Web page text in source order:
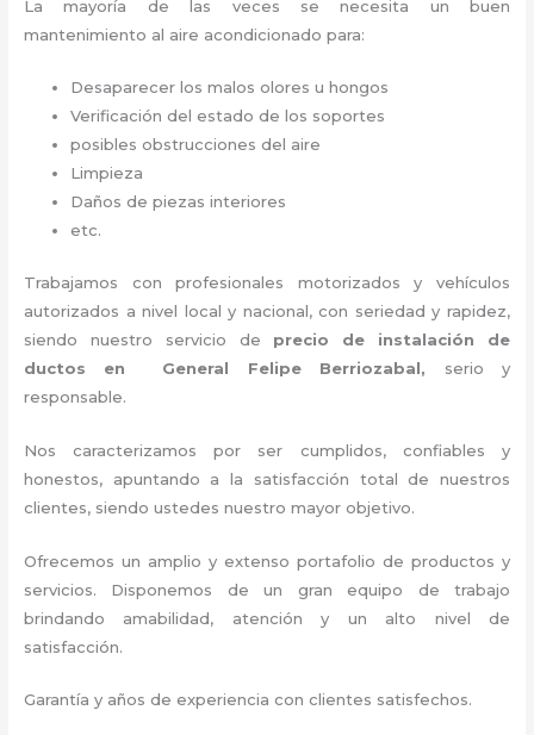
La mayoría de las veces se necesita un buen
mantenimiento al aire acondicionado para:
Desaparecer los malos olores u hongos
Verificación del estado de los soportes
posibles obstrucciones del aire
Limpieza
Daños de piezas interiores
etc.
Trabajamos con profesionales motorizados y vehículos
autorizados a nivel local y nacional, con seriedad y rapidez,
siendo nuestro servicio de precio de instalación de
ductos
en General Felipe Berriozabal, serio y
responsable.
Nos caracterizamos por ser cumplidos, confiables y
honestos, apuntando a la satisfacción total de nuestros
clientes, siendo ustedes nuestro mayor objetivo.
Ofrecemos un amplio y extenso portafolio de productos y
servicios. Disponemos de un gran equipo de trabajo
brindando amabilidad, atención y un alto nivel de
satisfacción.
Garantía y años de experiencia con clientes satisfechos.